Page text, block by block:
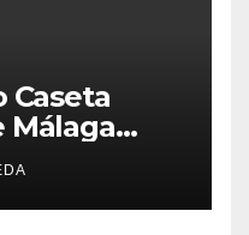
Caseta
Málaga